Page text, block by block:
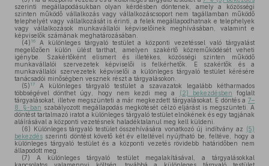
szerinti megállapodásukban olyan kérdésben döntenek, amely a közösségi
szinten működő vállalkozás vagy vállalkozáscsoport nem tagállamban működő
telephelyét vagy vállalkozását is érinti, a felek megállapodhatnak e telephelyek
vagy vállalkozások munkavállalói képviselőinek meghívásában, valamint e
képviselők számának meghatározásában.
(4) 16
A különleges tárgyaló testület a központi vezetéssel való tárgyalást
megelőzően külön ülést tarthat, amelyen szakértő közreműködését veheti
igénybe. Szakértőként elismert és illetékes, közösségi szinten működő
munkavállalói szervezetek képviselői is felkérhetők. E szakértők és a
munkavállalói szervezetek képviselői a különleges tárgyaló testület kérésére
tanácsadói minőségben vesznek részt a tárgyalásokon.
(5) 17
A különleges tárgyaló testület a szavazatok legalább kétharmados
többségével dönthet úgy, hogy nem kezdi meg a
(2) bekezdésben foglalt
tárgyalásokat, illetve megszünteti a már megkezdett tárgyalásokat. E döntés a 7–
8. §-ban szabályozott megállapodás megkötését célzó eljárást is megszünteti. A
döntést tartalmazó iratot a különleges tárgyaló testület elnökének és egy tagjának
aláírásával a központi vezetésnek haladéktalanul meg kell küldeni.
(6) Különleges tárgyaló testület összehívására vonatkozó új indítvány az (5)
bekezdés szerinti döntést követő két év elteltével nyújtható be, feltéve, hogy a
különleges tárgyaló testület és a központi vezetés rövidebb határidőben nem
állapodott meg.
(7) A különleges tárgyaló testület megalakításával, a tárgyalásokkal